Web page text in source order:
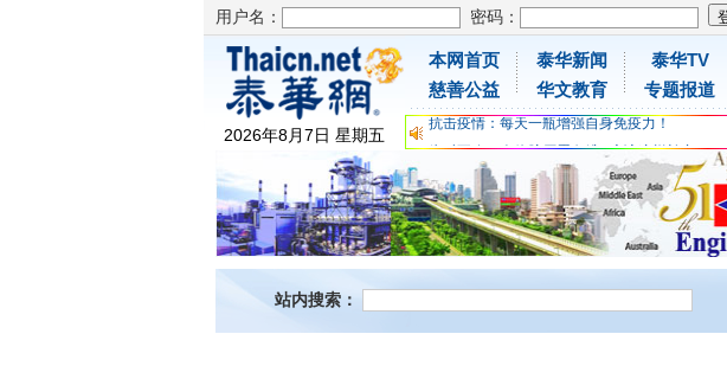
用户名： 密码：
2026年8月7日 星期五
本网首页
慈善公益
泰华新闻
华文教育
泰华TV
专题报道
为时不晚，人体胶原蛋白维C应该这样补充
关爱儿童健康，免费领取日本原装尤妮佳超立体
抗击疫情：每天一瓶增强自身免疫力！
为时不晚，人体胶原蛋白维C应该这样补充
关爱儿童健康，免费领取日本原装尤妮佳超立
抗击疫情：每天一瓶增强自身免疫力！
站内搜索：